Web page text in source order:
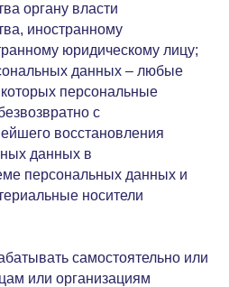
органу власти
иностранному
юридическому лицу;
данных – любые
которых персональные
с
восстановления
данных в
персональных данных и
носители
самостоятельно или
или организациям